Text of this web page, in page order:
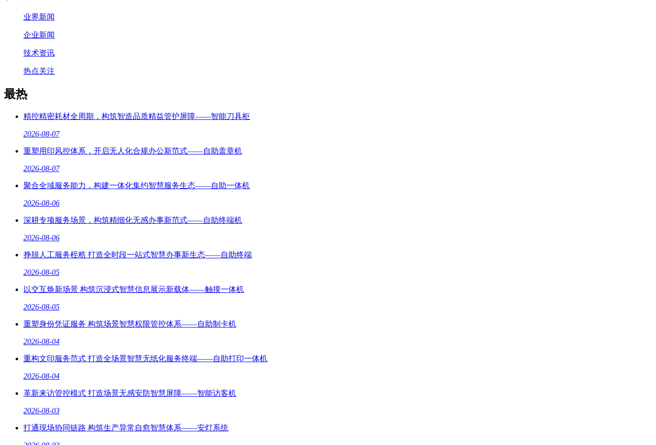
业界新闻
企业新闻
技术资讯
热点关注
最热
精控精密耗材全周期，构筑智造品质精益管护屏障——智能刀具柜
2026-08-07
重塑用印风控体系，开启无人化合规办公新范式——自助盖章机
2026-08-07
聚合全域服务能力，构建一体化集约智慧服务生态——自助一体机
2026-08-06
深耕专项服务场景，构筑精细化无感办事新范式——自助终端机
2026-08-06
挣脱人工服务桎梏 打造全时段一站式智慧办事新生态——自助终端
2026-08-05
以交互焕新场景 构筑沉浸式智慧信息展示新载体——触摸一体机
2026-08-05
重塑身份凭证服务 构筑场景智慧权限管控体系——自助制卡机
2026-08-04
重构文印服务范式 打造全场景智慧无纸化服务终端——自助打印一体机
2026-08-04
革新来访管控模式 打造场景无感安防智慧屏障——智能访客机
2026-08-03
打通现场协同链路 构筑生产异常自愈智慧体系——安灯系统